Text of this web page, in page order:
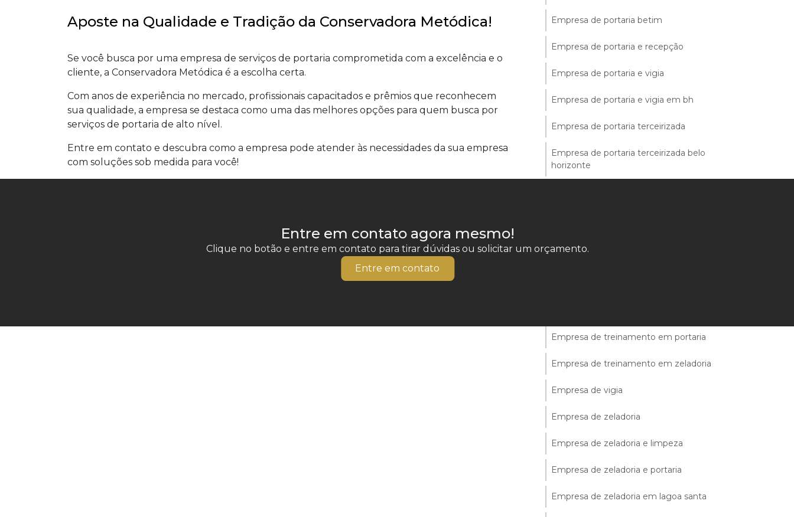
Aposte na Qualidade e Tradição da Conservadora Metódica!
Se você busca por uma empresa de serviços de portaria comprometida com a excelência e o
cliente, a Conservadora Metódica é a escolha certa.
Com anos de experiência no mercado, profissionais capacitados e prêmios que reconhecem
sua qualidade, a empresa se destaca como uma das melhores opções para quem busca por
serviços de portaria de alto nível.
Entre em contato e descubra como a empresa pode atender às necessidades da sua empresa
com soluções sob medida para você!
Entre em contato agora mesmo!
Clique no botão e entre em contato para tirar dúvidas ou solicitar um orçamento.
Entre em contato
Empresa de portaria betim
Empresa de portaria e recepção
Empresa de portaria e vigia
Empresa de portaria e vigia em bh
Empresa de portaria terceirizada
Empresa de portaria terceirizada belo
horizonte
Empresa de treinamento em portaria
Empresa de treinamento em zeladoria
Empresa de vigia
Empresa de zeladoria
Empresa de zeladoria e limpeza
Empresa de zeladoria e portaria
Empresa de zeladoria em lagoa santa